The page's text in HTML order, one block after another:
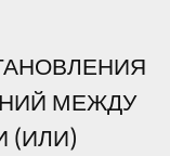
МЕЖДУ
(ИЛИ)